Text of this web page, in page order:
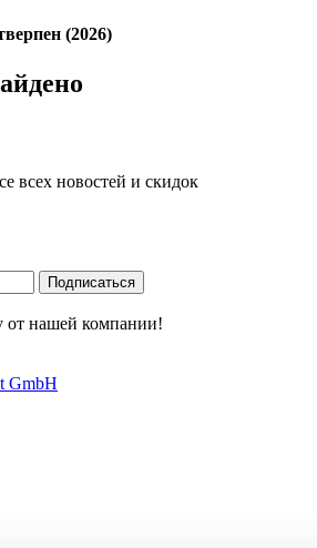
(2026)
всех новостей и скидок
Подписаться
от нашей компании!